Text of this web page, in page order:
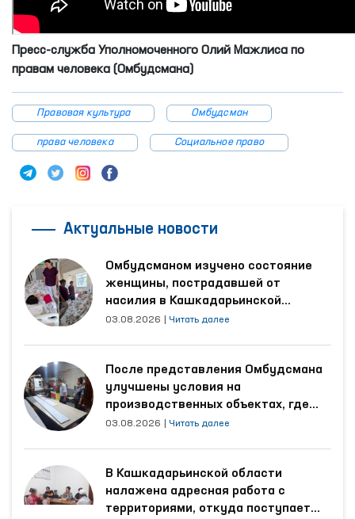
Пресс-служба Уполномоченного Олий Мажлиса по
правам человека (Омбудсмана)
Правовая культура Омбудсман
права человека Социальное право
Актуальные новости
Омбудсманом изучено состояние
женщины, пострадавшей от
насилия в Кашкадарьинской
области
03.08.2026 Читать далее
После представления Омбудсмана
улучшены условия на
производственных объектах, где
трудятся осуждённые
03.08.2026 Читать далее
В Кашкадарьинской области
налажена адресная работа с
территориями, откуда поступает